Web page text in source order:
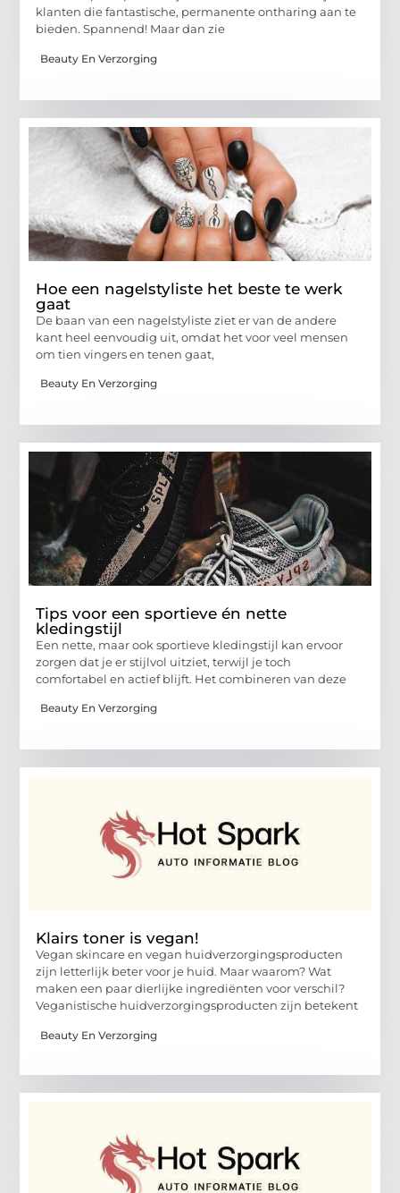
klanten die fantastische, permanente ontharing aan te
bieden. Spannend! Maar dan zie
Beauty En Verzorging
Hoe een nagelstyliste het beste te werk
gaat
De baan van een nagelstyliste ziet er van de andere
kant heel eenvoudig uit, omdat het voor veel mensen
om tien vingers en tenen gaat,
Beauty En Verzorging
Tips voor een sportieve én nette
kledingstijl
Een nette, maar ook sportieve kledingstijl kan ervoor
zorgen dat je er stijlvol uitziet, terwijl je toch
comfortabel en actief blijft. Het combineren van deze
Beauty En Verzorging
Klairs toner is vegan!
Vegan skincare en vegan huidverzorgingsproducten
zijn letterlijk beter voor je huid. Maar waarom? Wat
maken een paar dierlijke ingrediënten voor verschil?
Veganistische huidverzorgingsproducten zijn betekent
Beauty En Verzorging